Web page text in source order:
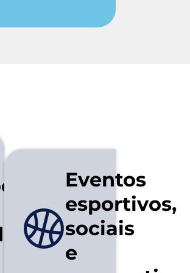
Eventos
esportivos,
sociais
e